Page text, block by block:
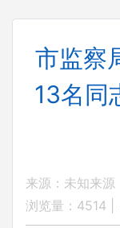
市监察
13名同
来源：未知来源
浏览量： 4514